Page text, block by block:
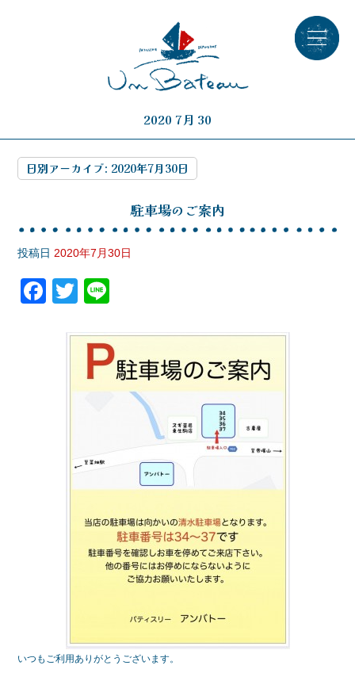
2020 7月 30
日別アーカイブ: 2020年7月30日
駐車場のご案内
投稿日 2020年7月30日
F
T
tt
er
e
いつもご利用ありがとうございます。